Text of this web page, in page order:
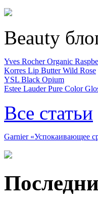
Beauty
Yves Rocher Organic
Korres Lip Butter Wild Rose
YSL Black Opium
Estee Lauder Pure Color
Все статьи
Garnier «Успокаивающее